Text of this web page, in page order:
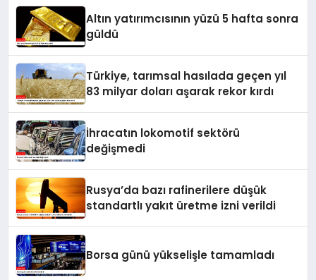
Altın yatırımcısının yüzü 5 hafta sonra
güldü
Türkiye, tarımsal hasılada geçen yıl
83 milyar doları aşarak rekor kırdı
İhracatın lokomotif sektörü
değişmedi
Rusya’da bazı rafinerilere düşük
standartlı yakıt üretme izni verildi
Borsa günü yükselişle tamamladı